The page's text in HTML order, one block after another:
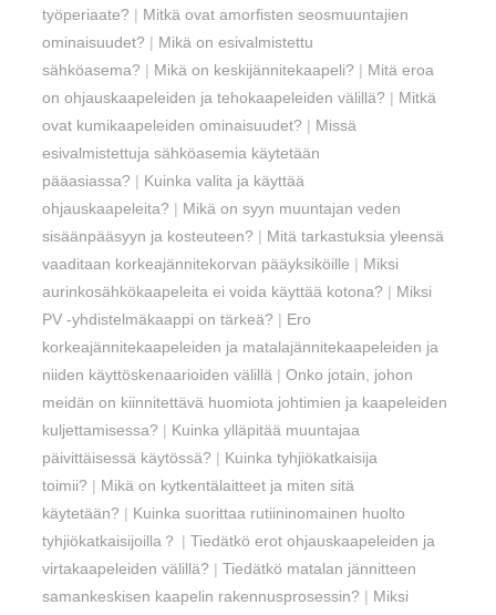
työperiaate? | Mitkä ovat amorfisten seosmuuntajien
ominaisuudet? | Mikä on esivalmistettu
sähköasema? | Mikä on keskijännitekaapeli? | Mitä eroa
on ohjauskaapeleiden ja tehokaapeleiden välillä? | Mitkä
ovat kumikaapeleiden ominaisuudet? | Missä
esivalmistettuja sähköasemia käytetään
pääasiassa? | Kuinka valita ja käyttää
ohjauskaapeleita? | Mikä on syyn muuntajan veden
sisäänpääsyyn ja kosteuteen? | Mitä tarkastuksia yleensä
vaaditaan korkeajännitekorvan pääyksiköille | Miksi
aurinkosähkökaapeleita ei voida käyttää kotona? | Miksi
PV -yhdistelmäkaappi on tärkeä? | Ero
korkeajännitekaapeleiden ja matalajännitekaapeleiden ja
niiden käyttöskenaarioiden välillä |Onko jotain, johon
meidän on kiinnitettävä huomiota johtimien ja kaapeleiden
kuljettamisessa? | Kuinka ylläpitää muuntajaa
päivittäisessä käytössä? | Kuinka tyhjiökatkaisija
toimii? | Mikä on kytkentälaitteet ja miten sitä
käytetään? | Kuinka suorittaa rutiininomainen huolto
tyhjiökatkaisijoilla？ |Tiedätkö erot ohjauskaapeleiden ja
virtakaapeleiden välillä? |Tiedätkö matalan jännitteen
samankeskisen kaapelin rakennusprosessin? | Miksi